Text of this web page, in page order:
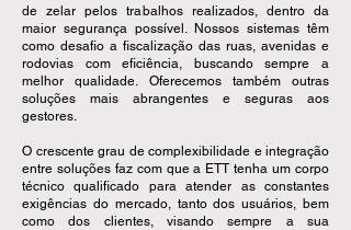
de zelar pelos trabalhos realizados, dentro da
maior segurança possível. Nossos sistemas têm
como desafio a fiscalização das ruas, avenidas e
rodovias com eficiência, buscando sempre a
melhor qualidade. Oferecemos também outras
soluções mais abrangentes e seguras aos
gestores.
O crescente grau de complexibilidade e integração
entre soluções faz com que a ETT tenha um corpo
técnico qualificado para atender as constantes
exigências do mercado, tanto dos usuários, bem
como dos clientes, visando sempre a sua